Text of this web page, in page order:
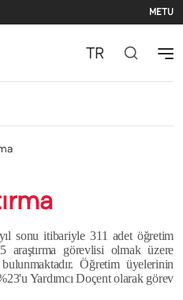
METU
TR
sonu itibariyle 311 adet öğretim
görevlisi olmak üzere
Öğretim üyelerinin
Yardımcı Doçent olarak görev